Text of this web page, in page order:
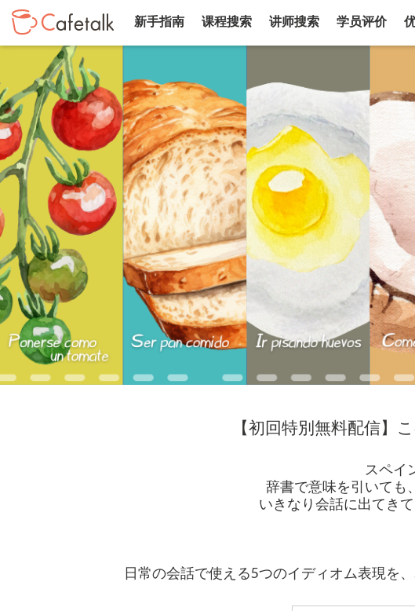
新手指南 课程搜索 讲师搜索 学员评价
【初回特別無料配信】
スペイ
辞書で意味を引いても
いきなり会話に出てき
日常の会話で使える5つのイディオム表現を